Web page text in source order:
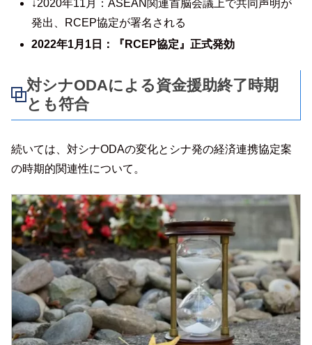
↓2020年11月：ASEAN関連首脳会議上で共同声明が
発出、RCEP協定が署名される
2022年1月1日：『RCEP協定』正式発効
対シナODAによる資金援助終了時期
とも符合
続いては、対シナODAの変化とシナ発の経済連携協定案
の時期的関連性について。